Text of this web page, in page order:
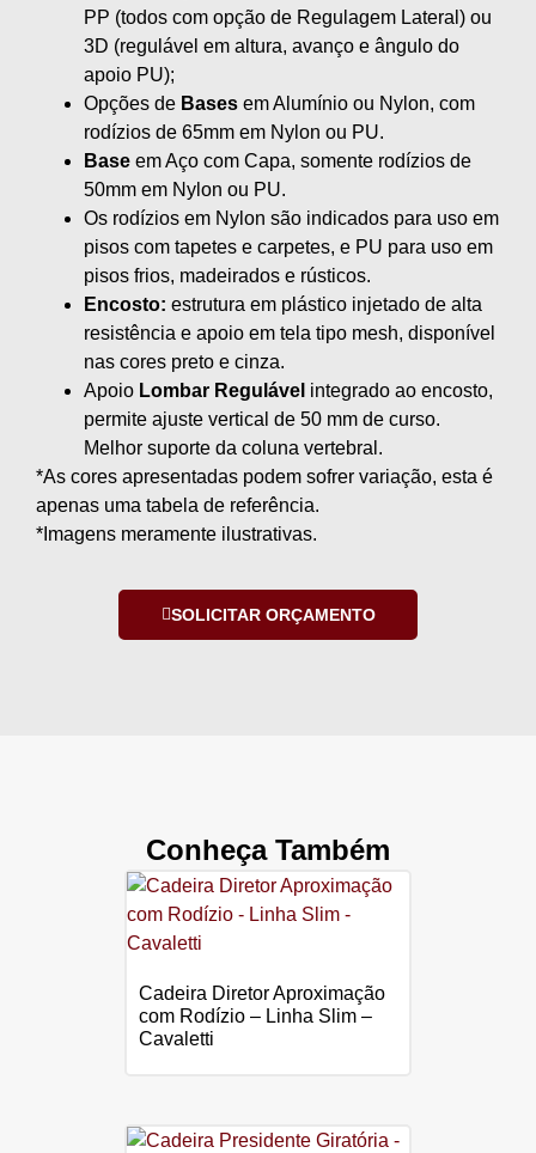
PP (todos com opção de Regulagem Lateral) ou
3D (regulável em altura, avanço e ângulo do
apoio PU);
Opções de Bases em Alumínio ou Nylon, com
rodízios de 65mm em Nylon ou PU.
Base em Aço com Capa, somente rodízios de
50mm em Nylon ou PU.
Os rodízios em Nylon são indicados para uso em
pisos com tapetes e carpetes, e PU para uso em
pisos frios, madeirados e rústicos.
Encosto: estrutura em plástico injetado de alta
resistência e apoio em tela tipo mesh, disponível
nas cores preto e cinza.
Apoio Lombar Regulável integrado ao encosto,
permite ajuste vertical de 50 mm de curso.
Melhor suporte da coluna vertebral.
*As cores apresentadas podem sofrer variação, esta é
apenas uma tabela de referência.
*Imagens meramente ilustrativas.
SOLICITAR ORÇAMENTO
Conheça Também
Cadeira Diretor Aproximação
com Rodízio – Linha Slim –
Cavaletti